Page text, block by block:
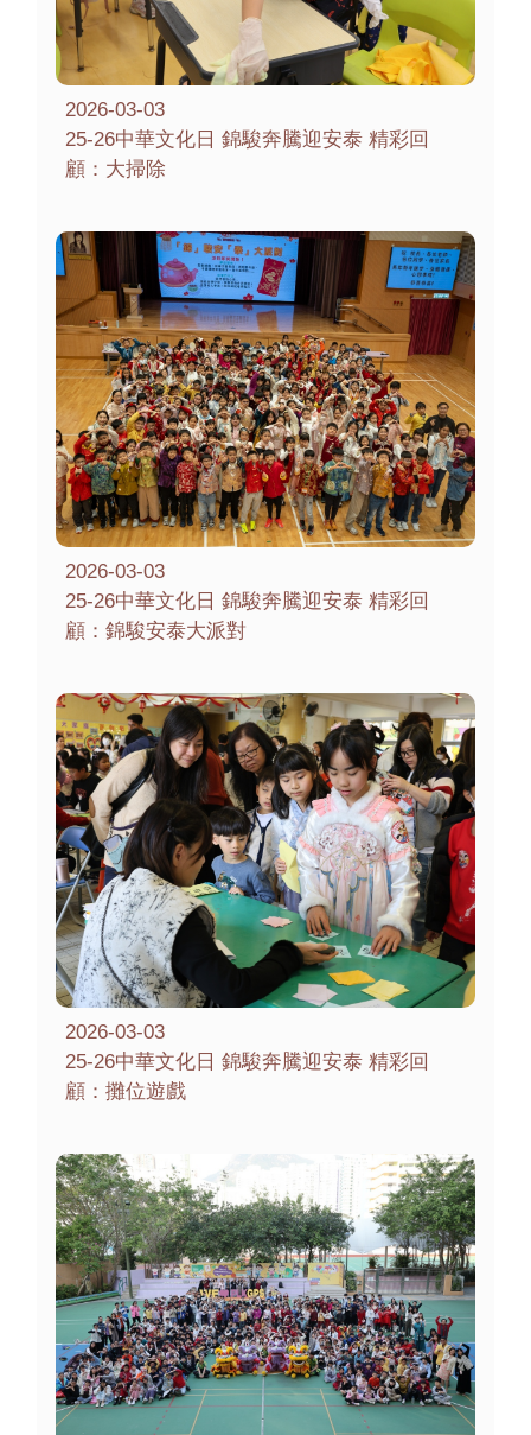
2026-03-03
25-26中華文化日 錦駿奔騰迎安泰 精彩回
顧：大掃除
2026-03-03
25-26中華文化日 錦駿奔騰迎安泰 精彩回
顧：錦駿安泰大派對
2026-03-03
25-26中華文化日 錦駿奔騰迎安泰 精彩回
顧：攤位遊戲